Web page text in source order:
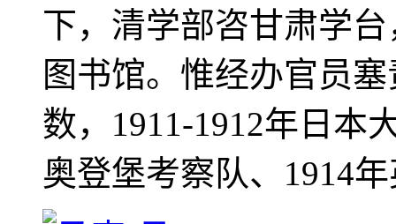
下，清学部咨甘肃学
图书馆。惟经办官员
数，1911-1912年日本
奥登堡考察队、1914